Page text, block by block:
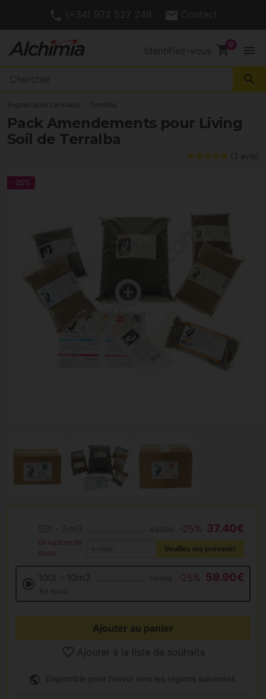
(+34) 972 527 248 Contact
Identifiez-vous shopping_cart menu
search
Engrais pour cannabis Terralba
Pack Amendements pour Living
Soil de Terralba
(2 avis)
-25%
-25% 37.40€
En rupture de
stock
Veuillez me prévenir!
100l - 10m3 -25% 59.90€
En stock
Ajouter au panier
Ajouter à la liste de souhaits
Disponible pour l'envoi vers les régions suivantes.